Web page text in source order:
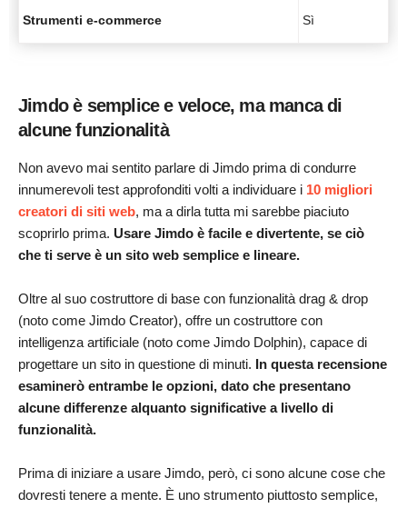
Strumenti e-commerce Sì
Jimdo è semplice e veloce, ma manca di
alcune funzionalità
Non avevo mai sentito parlare di Jimdo prima di condurre
innumerevoli test approfonditi volti a individuare i 10 migliori
creatori di siti web, ma a dirla tutta mi sarebbe piaciuto
scoprirlo prima. Usare Jimdo è facile e divertente, se ciò
che ti serve è un sito web semplice e lineare.
Oltre al suo costruttore di base con funzionalità drag & drop
(noto come Jimdo Creator), offre un costruttore con
intelligenza artificiale (noto come Jimdo Dolphin), capace di
progettare un sito in questione di minuti. In questa recensione
esaminerò entrambe le opzioni, dato che presentano
alcune differenze alquanto significative a livello di
funzionalità.
Prima di iniziare a usare Jimdo, però, ci sono alcune cose che
dovresti tenere a mente. È uno strumento piuttosto semplice,